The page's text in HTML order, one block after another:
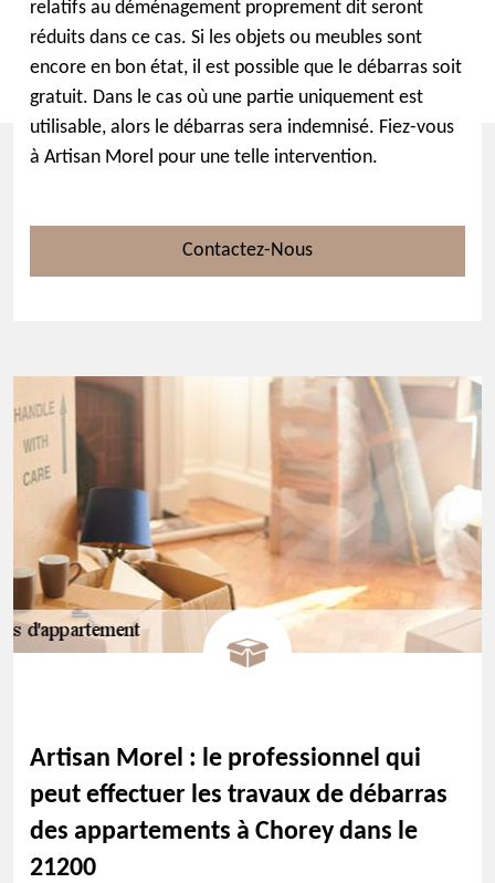
relatifs au déménagement proprement dit seront
réduits dans ce cas. Si les objets ou meubles sont
encore en bon état, il est possible que le débarras soit
gratuit. Dans le cas où une partie uniquement est
utilisable, alors le débarras sera indemnisé. Fiez-vous
à Artisan Morel pour une telle intervention.
Contactez-Nous
Artisan Morel : le professionnel qui
peut effectuer les travaux de débarras
des appartements à Chorey dans le
21200